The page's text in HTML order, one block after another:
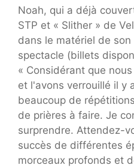
Noah, qui a déjà
STP et « Slither » de
dans le matériel de
spectacle (billets
« Considérant que
et l'avons verrouillé il y
beaucoup de
de prières à faire. Je
surprendre. Attendez-
succès de différentes
morceaux profonds et